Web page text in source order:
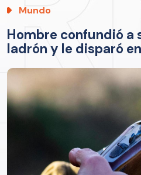
Mundo
Hombre confundió a
ladrón y le disparó